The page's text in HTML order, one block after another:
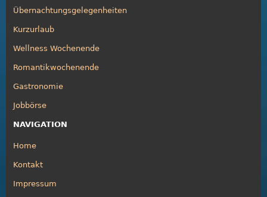
Übernachtungsgelegenheiten
Kurzurlaub
Wellness Wochenende
Romantikwochenende
Gastronomie
Jobbörse
NAVIGATION
Home
Kontakt
Impressum